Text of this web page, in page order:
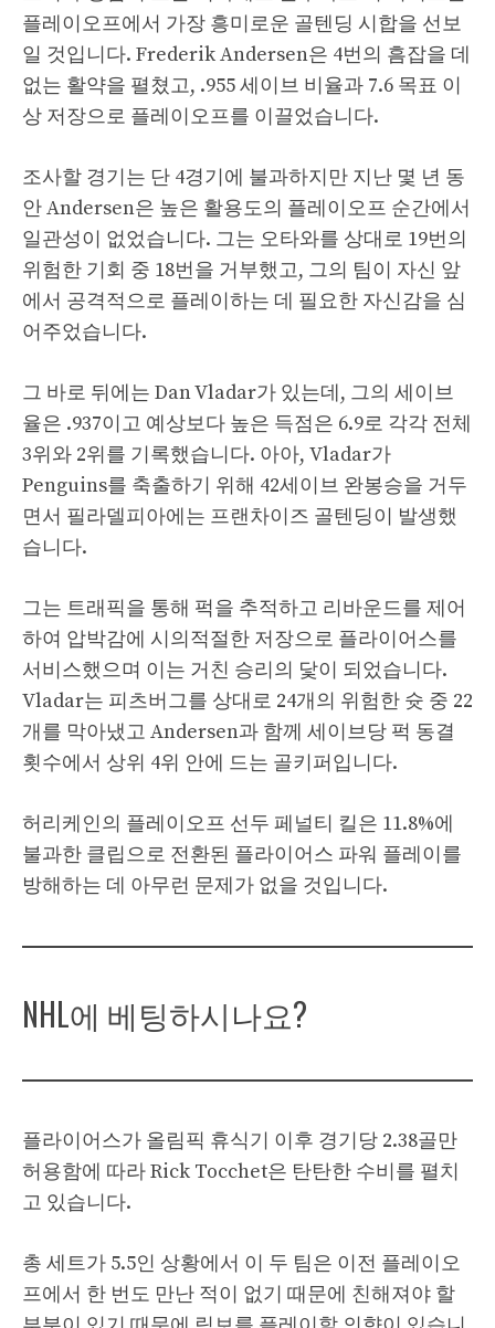
플레이오프에서 가장 흥미로운 골텐딩 시합을 선보
일 것입니다. Frederik Andersen은 4번의 흠잡을 데
없는 활약을 펼쳤고, .955 세이브 비율과 7.6 목표 이
상 저장으로 플레이오프를 이끌었습니다.
조사할 경기는 단 4경기에 불과하지만 지난 몇 년 동
안 Andersen은 높은 활용도의 플레이오프 순간에서
일관성이 없었습니다. 그는 오타와를 상대로 19번의
위험한 기회 중 18번을 거부했고, 그의 팀이 자신 앞
에서 공격적으로 플레이하는 데 필요한 자신감을 심
어주었습니다.
그 바로 뒤에는 Dan Vladar가 있는데, 그의 세이브
율은 .937이고 예상보다 높은 득점은 6.9로 각각 전체
3위와 2위를 기록했습니다. 아아, Vladar가
Penguins를 축출하기 위해 42세이브 완봉승을 거두
면서 필라델피아에는 프랜차이즈 골텐딩이 발생했
습니다.
그는 트래픽을 통해 퍽을 추적하고 리바운드를 제어
하여 압박감에 시의적절한 저장으로 플라이어스를
서비스했으며 이는 거친 승리의 닻이 되었습니다.
Vladar는 피츠버그를 상대로 24개의 위험한 슛 중 22
개를 막아냈고 Andersen과 함께 세이브당 퍽 동결
횟수에서 상위 4위 안에 드는 골키퍼입니다.
허리케인의 플레이오프 선두 페널티 킬은 11.8%에
불과한 클립으로 전환된 플라이어스 파워 플레이를
방해하는 데 아무런 문제가 없을 것입니다.
NHL에 베팅하시나요?
플라이어스가 올림픽 휴식기 이후 경기당 2.38골만
허용함에 따라 Rick Tocchet은 탄탄한 수비를 펼치
고 있습니다.
총 세트가 5.5인 상황에서 이 두 팀은 이전 플레이오
프에서 한 번도 만난 적이 없기 때문에 친해져야 할